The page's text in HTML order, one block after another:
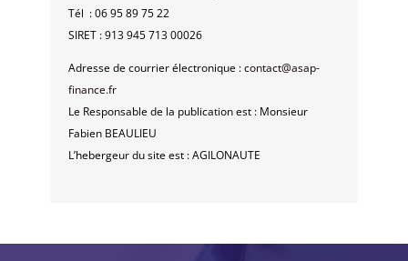
Tél : 06 95 89 75 22
SIRET : 913 945 713 00026
Adresse de courrier électronique :contact@asap-
finance.fr
Le Responsable de la publication est : Monsieur
Fabien BEAULIEU
L’hebergeur du site est : AGILONAUTE